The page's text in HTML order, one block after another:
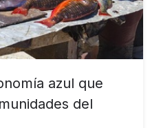
azul que
del